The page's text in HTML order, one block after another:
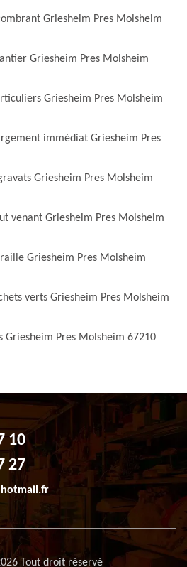
Griesheim Pres Molsheim
Griesheim Pres Molsheim
Griesheim Pres Molsheim
immédiat Griesheim Pres
Griesheim Pres Molsheim
venant Griesheim Pres Molsheim
Griesheim Pres Molsheim
verts Griesheim Pres Molsheim
Griesheim Pres Molsheim 67210
10
27
Tout droit réservé